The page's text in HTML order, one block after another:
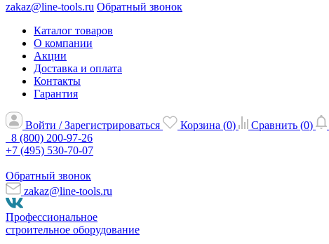
zakaz@line-tools.ru Обратный звонок
Каталог товаров
О компании
Акции
Доставка и оплата
Контакты
Гарантия
Войти / Зарегистрироваться Корзина (0) Сравнить (0)
8 (800) 200-97-26
+7 (495) 530-70-07
Обратный звонок
zakaz@line-tools.ru
Профессиональное
строительное оборудование